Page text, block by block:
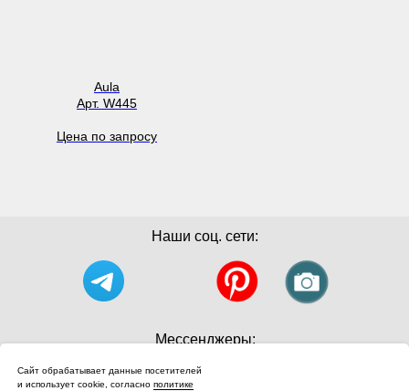
Aula
Арт. W445
Цена по запросу
Сайт обрабатывает данные посетителей
и использует cookie, согласно политике
Наши соц. сети:
Мессенджеры: